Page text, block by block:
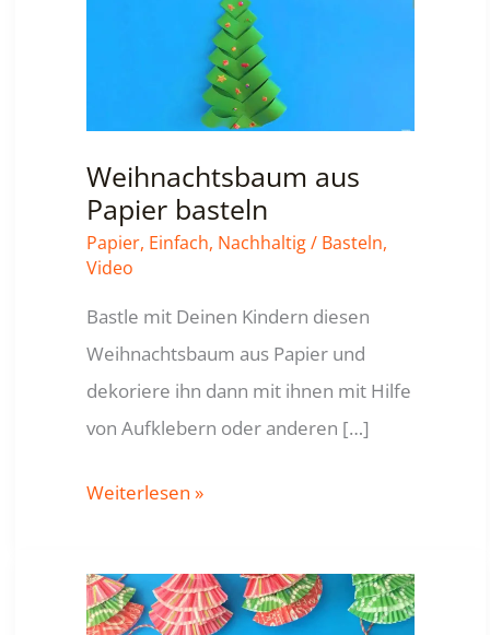
Weihnachtsbaum aus
Papier basteln
Papier, Einfach, Nachhaltig/ Basteln,
Video
Bastle mit Deinen Kindern diesen
Weihnachtsbaum aus Papier und
dekoriere ihn dann mit ihnen mit Hilfe
von Aufklebern oder anderen […]
Weihnachtsbaum
basteln
Weiterlesen »